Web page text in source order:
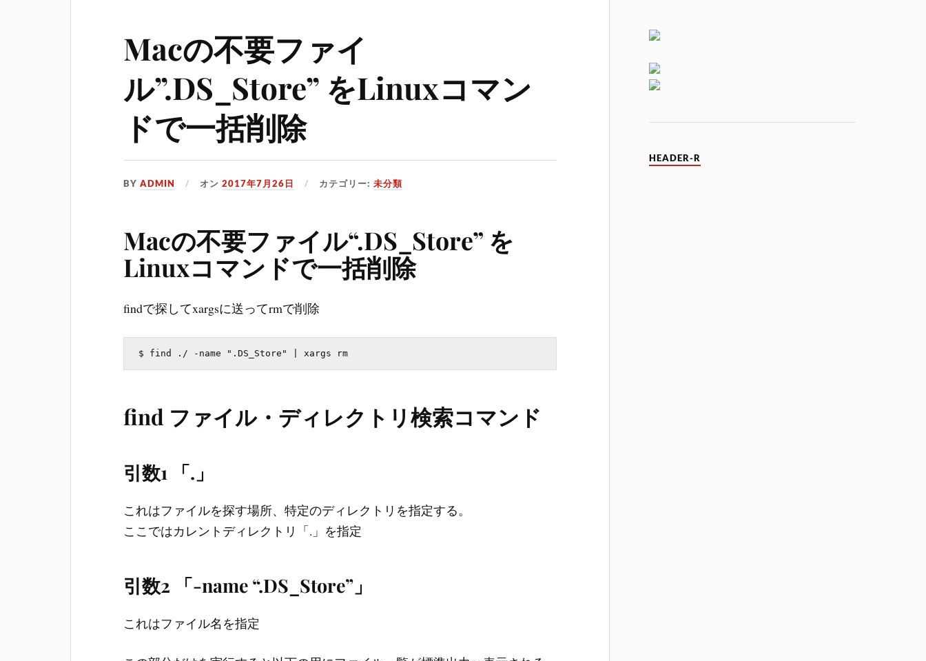
Macの不要ファイ
ル”.DS_Store” をLinuxコマン
ドで一括削除
BYADMIN オン2017年7月26日 カテゴリー:未分類
Macの不要ファイル“.DS_Store” を
Linuxコマンドで一括削除
findで探してxargsに送ってrmで削除
$ find ./ -name ".DS_Store" | xargs rm
find ファイル・ディレクトリ検索コマンド
引数1 「.」
これはファイルを探す場所、特定のディレクトリを指定する。
ここではカレントディレクトリ「.」を指定
引数2 「-name “.DS_Store”」
これはファイル名を指定
HEADER-R